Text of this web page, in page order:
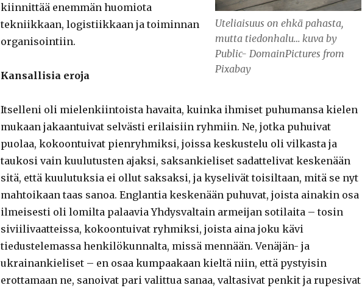
Uteliaisuus on ehkä pahasta,
mutta tiedonhalu… kuva by
Public- DomainPictures from
Pixabay
kiinnittää enemmän huomiota
tekniikkaan, logistiikkaan ja toiminnan
organisointiin.
Kansallisia eroja
Itselleni oli mielenkiintoista havaita, kuinka ihmiset puhumansa kielen
mukaan jakaantuivat selvästi erilaisiin ryhmiin. Ne, jotka puhuivat
puolaa, kokoontuivat pienryhmiksi, joissa keskustelu oli vilkasta ja
taukosi vain kuulutusten ajaksi, saksankieliset sadattelivat keskenään
sitä, että kuulutuksia ei ollut saksaksi, ja kyselivät toisiltaan, mitä se nyt
mahtoikaan taas sanoa. Englantia keskenään puhuvat, joista ainakin osa
ilmeisesti oli lomilta palaavia Yhdysvaltain armeijan sotilaita – tosin
siviilivaatteissa, kokoontuivat ryhmiksi, joista aina joku kävi
tiedustelemassa henkilökunnalta, missä mennään. Venäjän- ja
ukrainankieliset – en osaa kumpaakaan kieltä niin, että pystyisin
erottamaan ne, sanoivat pari valittua sanaa, valtasivat penkit ja rupesivat